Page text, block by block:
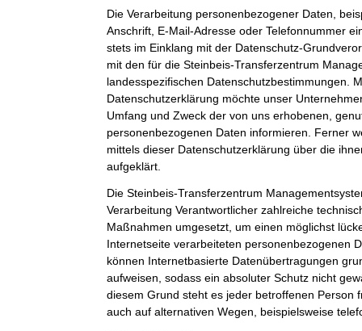
Die Verarbeitung personenbezogener Daten,
Anschrift, E-Mail-Adresse oder Telefonnummer
stets im Einklang mit der Datenschutz-
mit den für die Steinbeis-Transferzentrum
landesspezifischen Datenschutzbestimmungen.
Datenschutzerklärung möchte unser
Umfang und Zweck der von uns erhobenen,
personenbezogenen Daten informieren. Ferner
mittels dieser Datenschutzerklärung über die
aufgeklärt.
Die Steinbeis-Transferzentrum
Verarbeitung Verantwortlicher zahlreiche
Maßnahmen umgesetzt, um einen möglichst
Internetseite verarbeiteten personenbezogenen
können Internetbasierte Datenübertragungen
aufweisen, sodass ein absoluter Schutz nicht
diesem Grund steht es jeder betroffenen Person
auch auf alternativen Wegen, beispielsweise